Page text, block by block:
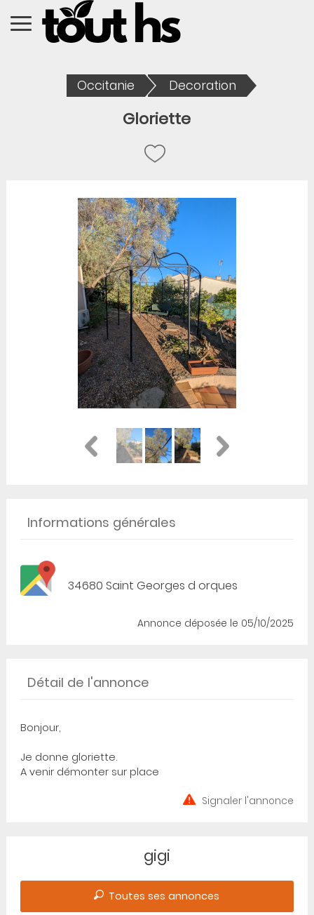
Occitanie Decoration
Gloriette
Informations générales
34680 Saint Georges d orques
Annonce déposée le 05/10/2025
Détail de l'annonce
Bonjour,
Je donne gloriette.
A venir démonter sur place
Signaler l'annonce
gigi
Toutes ses annonces